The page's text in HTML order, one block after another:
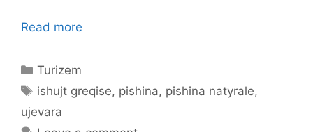
Read more
Categories
Turizem
Tags
ishujt greqise, pishina, pishina natyrale,
ujevara